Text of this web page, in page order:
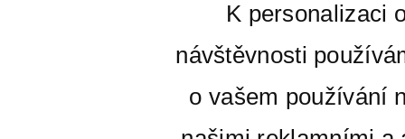
K personalizaci
návštěvnosti
o vašem používání